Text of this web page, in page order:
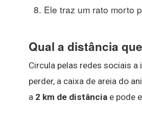
Ele traz um rato morto
Qual a distância
Circula pelas redes sociais
perder, a caixa de areia do
a 2 km de distância e pode